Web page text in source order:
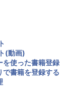
(動画)
を使った書籍登録
で書籍を登録する